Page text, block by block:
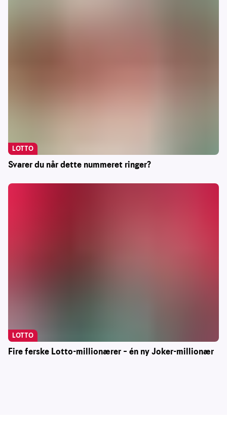
Svarer du når dette nummeret ringer?
LOTTO
Fire ferske Lotto-millionærer – én ny Joker-millionær
LOTTO